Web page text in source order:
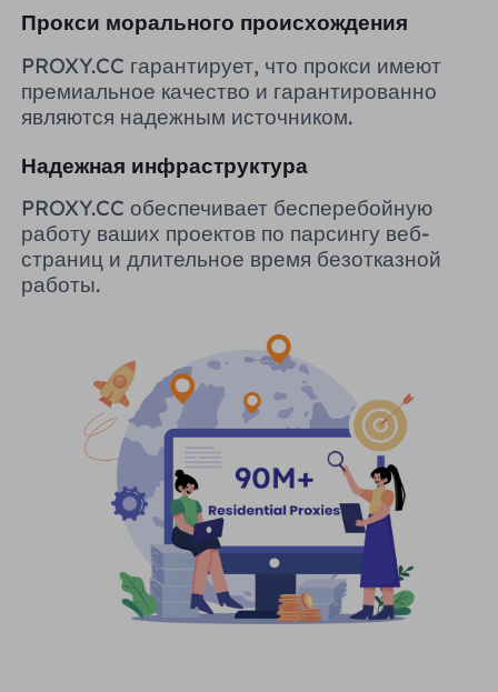
Прокси морального происхождения
PROXY.CC гарантирует, что прокси имеют
премиальное качество и гарантированно
являются надежным источником.
Надежная инфраструктура
PROXY.CC обеспечивает бесперебойную
работу ваших проектов по парсингу веб-
страниц и длительное время безотказной
работы.